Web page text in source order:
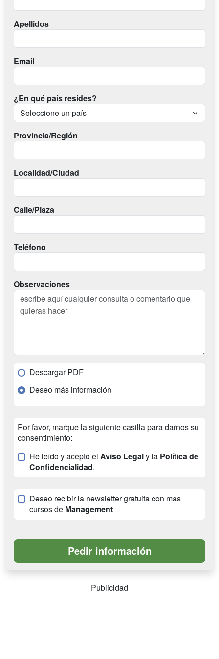
Apellidos
Email
¿En qué país resides?
Provincia/Región
Localidad/Ciudad
Calle/Plaza
Teléfono
Observaciones
Descargar PDF
Deseo más información
Por favor, marque la siguiente casilla para darnos su
consentimiento:
He leído y acepto el Aviso Legaly la Política de
Confidencialidad.
Deseo recibir la newsletter gratuita con más
cursos de Management
Publicidad